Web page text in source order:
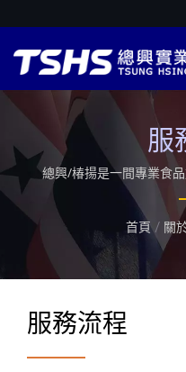
服
總興/椿揚是一間專業食
系統研發專利，在全球提
客製化多方產業適用的工
備開發應用廠商。總興
首頁 / 關
服務流程